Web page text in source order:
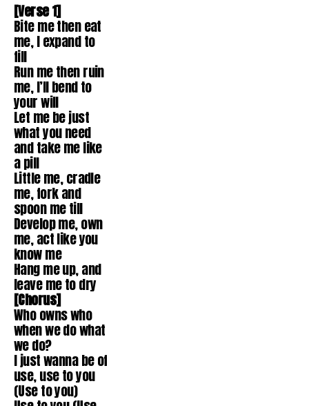
[Verse 1]
Bite me then eat
me, I expand to
fill
Run me then ruin
me, I’ll bend to
your will
Let me be just
what you need
and take me like
a pill
Little me, cradle
me, fork and
spoon me till
Develop me, own
me, act like you
know me
Hang me up, and
leave me to dry
[Chorus]
Who owns who
when we do what
we do?
I just wanna be of
use, use to you
(Use to you)